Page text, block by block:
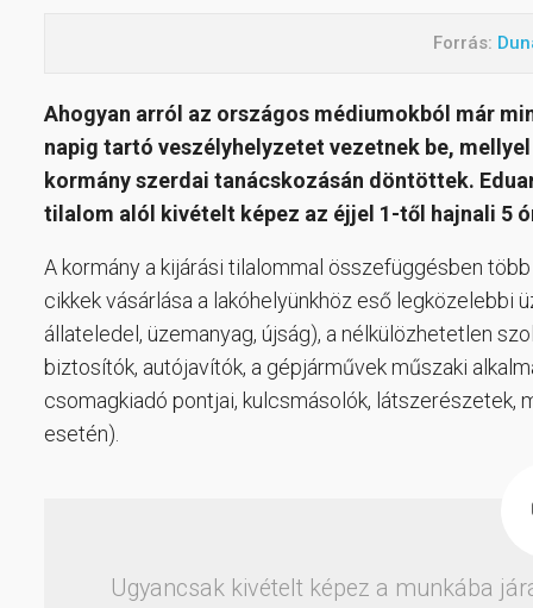
Forrás:
Ahogyan arról az országos médiumokból már
napig tartó veszélyhelyzetet vezetnek be,
kormány szerdai tanácskozásán döntöttek.
tilalom alól kivételt képez az éjjel 1-től hajnali 5
A kormány a kijárási tilalommal összefüggésben
cikkek vásárlása a lakóhelyünkhöz eső legközelebbi
állateledel, üzemanyag, újság), a nélkülözhetetlen
biztosítók, autójavítók, a gépjárművek műszaki
csomagkiadó pontjai, kulcsmásolók,
esetén).
Ugyancsak kivételt képez a munkába